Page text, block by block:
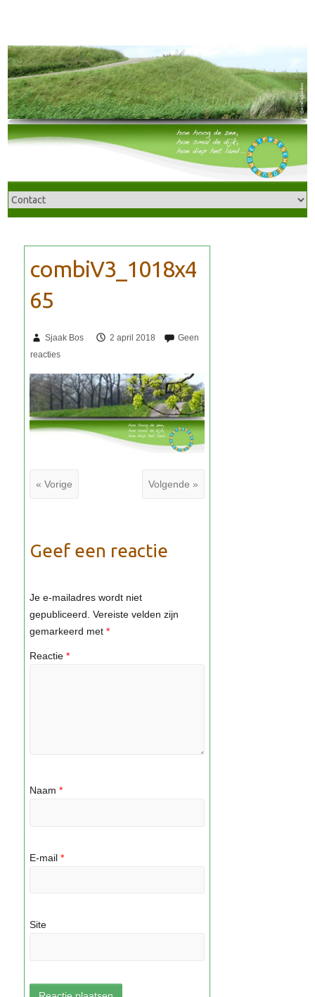
Sjaak Bos 2 april 2018
« Vorige Volgende »
Geef een reactie
Je e-mailadres wordt niet
gepubliceerd. Vereiste velden zijn
gemarkeerd met *
Reactie *
Naam *
E-mail *
Site